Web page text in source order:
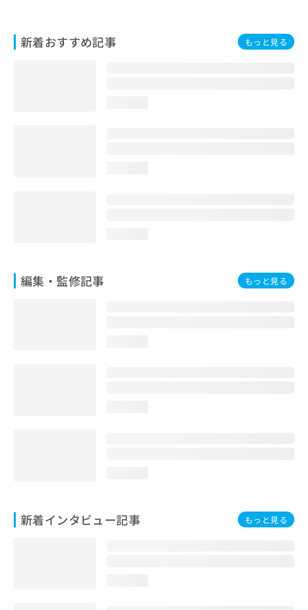
新着おすすめ記事 もっと見る
編集・監修記事 もっと見る
新着インタビュー記事 もっと見る
い
合